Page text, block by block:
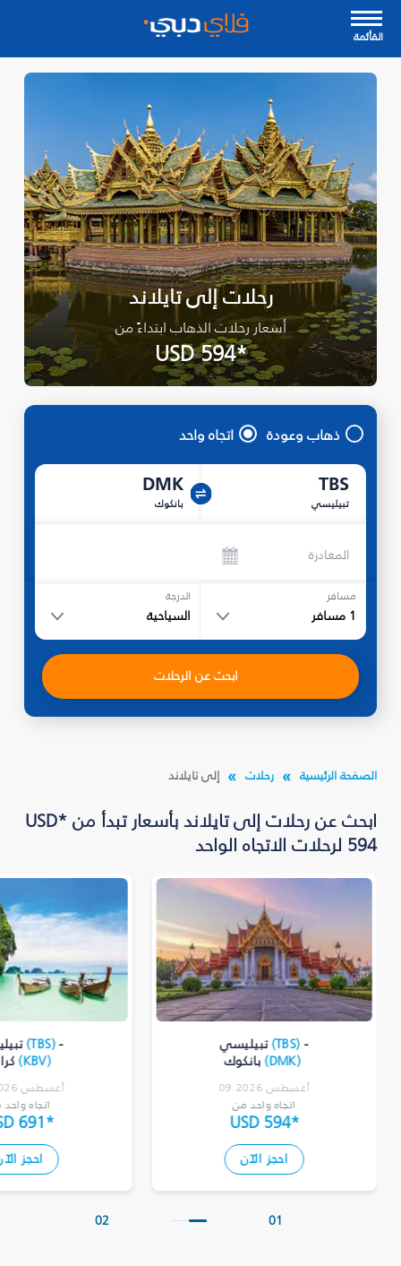
القأئمة
رحلات إلى تايلاند
أسعار رحلات الذهاب ابتداءً من
*USD 594
ذهاب وعودة اتجاه واحد
TBS
تبيليسي
DMK
بانكوك
المغادرة
مسافر
1 مسافر
الدرجة
السياحية
ابحث عن الرحلات
الصفحة الرئيسية رحلات إلى تايلاند
ابحث عن رحلات إلى تايلاند بأسعار تبدأ من *USD
594 لرحلات الاتجاه الواحد
(TBS) -
(KBV)
10 أغسطس 2026
اتجاه
691*
احجز
تبيليسي (TBS) -
بانكوك (DMK)
09 أغسطس 2026
اتجاه واحد من
USD 594*
احجز الآن
02 01